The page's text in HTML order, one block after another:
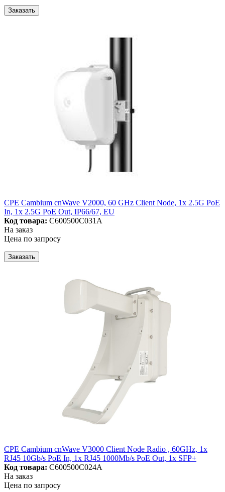
Заказать
CPE Cambium cnWave V2000, 60 GHz Client Node, 1x 2.5G PoE
In, 1x 2.5G PoE Out, IP66/67, EU
Код товара: C600500C031A
На заказ
Цена по запросу
Заказать
CPE Cambium cnWave V3000 Client Node Radio , 60GHz, 1x
RJ45 10Gb/s PoE In, 1x RJ45 1000Mb/s PoE Out, 1x SFP+
Код товара: C600500C024A
На заказ
Цена по запросу